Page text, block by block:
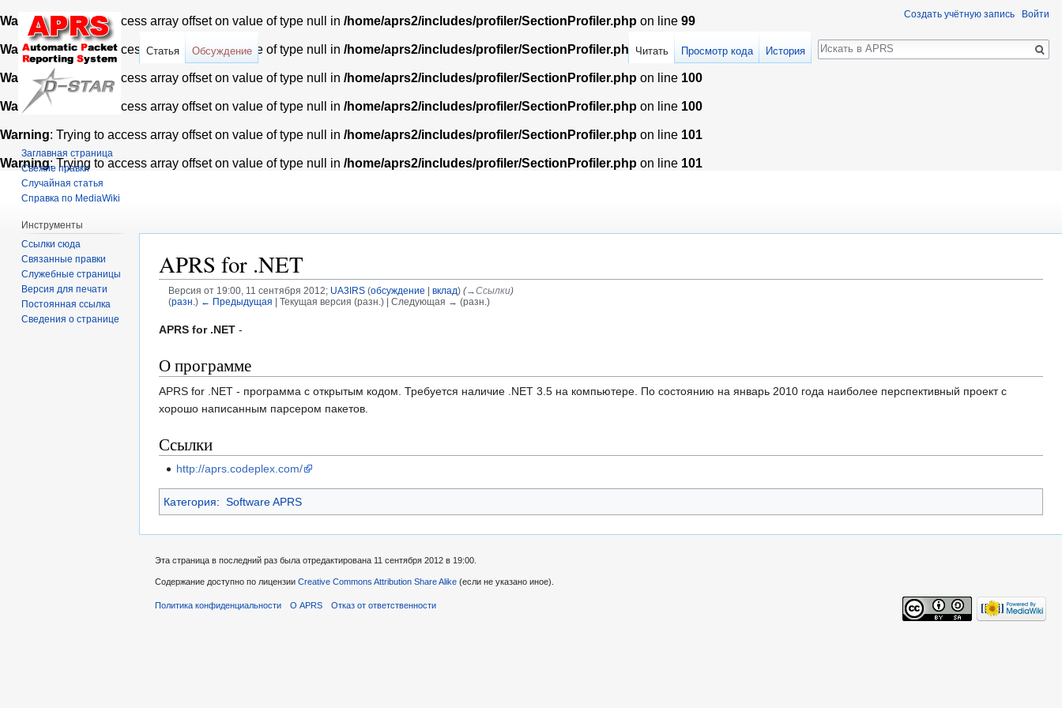
Warning : Trying to access array offset on value of type null in /home/aprs2/includes/profiler/SectionProfiler.php on line 99
Warning: Trying to access array offset on value of type null in /home/aprs2/includes/profiler/SectionProfiler.phpon line 99
Warning: Trying to access array offset on value of type null in /home/aprs2/includes/profiler/SectionProfiler.php on line 100
Warning : Trying to access array offset on value of type null in /home/aprs2/includes/profiler/SectionProfiler.php on line 100
Warning: Trying to access array offset on value of type null in /home/aprs2/includes/profiler/SectionProfiler.php on line 101
Warning: Trying to access array offset on value of type null in /home/aprs2/includes/profiler/SectionProfiler.php on line 101
APRS for .NET
Версия от 19:00, 11 сентября 2012; UA3IRS (обсуждение вклад) (→‎Ссылки)
(разн. ) ← Предыдущая | Текущая версия (разн.) | Следующая → (разн.)
Перейти
навигации
Перейти
поиску
APRS for .NET -
О программе
APRS for .NET - программа с открытым кодом. Требуется наличие .NET 3.5 на компьютере. По состоянию на январь 2010 года наиболее перспективный проект с
хорошо написанным парсером пакетов.
Ссылки
http://aprs.codeplex.com/
Категория: Software APRS
Создать учётную запись Войти
Статья Обсуждение Читать Просмотр кода История
Поиск
Заглавная страница
Свежие правки
Случайная статья
Справка по MediaWiki
Инструменты
Ссылки сюда
Связанные правки
Служебные страницы
Версия для печати
Постоянная ссылка
Сведения о странице
Эта страница в последний раз была отредактирована 11 сентября 2012 в 19:00.
Содержание доступно по лицензии Creative Commons Attribution Share Alike (если не указано иное).
Политика конфиденциальности О APRS Отказ от ответственности